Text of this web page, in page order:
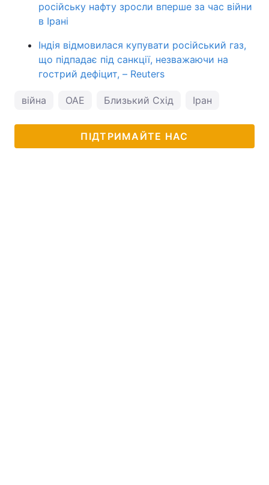
російську нафту зросли вперше за час війни
в Ірані
Індія відмовилася купувати російський газ,
що підпадає під санкції, незважаючи на
гострий дефіцит, – Reuters
війна ОАЕ Близький Схід Іран
ПІДТРИМАЙТЕ НАС